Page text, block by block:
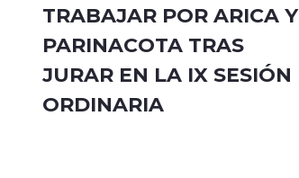
TRABAJAR POR ARICA Y
PARINACOTA TRAS
JURAR EN LA IX SESIÓN
ORDINARIA